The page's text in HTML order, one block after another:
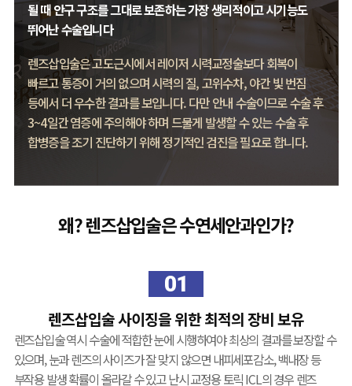
될 때 안구 구조를 그대로 보존하는 가장 생리적이고 시기능도
뛰어난 수술입니다
렌즈삽입술은 고도근시에서 레이저 시력교정술보다 회복이
빠르고 통증이 거의 없으며 시력의 질, 고위수차, 야간 빛 번짐
등에서 더 우수한 결과를 보입니다. 다만 안내 수술이므로 수술 후
3~4일간 염증에 주의해야 하며 드물게 발생할 수 있는 수술 후
합병증을 조기 진단하기 위해 정기적인 검진을 필요로 합니다.
왜? 렌즈삽입술은 수연세안과인가?
01
렌즈삽입술 사이징을 위한 최적의 장비 보유
렌즈삽입술 역시 수술에 적합한 눈에 시행하여야 최상의 결과를 보장할 수
있으며, 눈과 렌즈의 사이즈가 잘 맞지 않으면 내피세포감소, 백내장 등
부작용 발생 확률이 올라갈 수 있고 난시 교정용 토릭 ICL의 경우 렌즈